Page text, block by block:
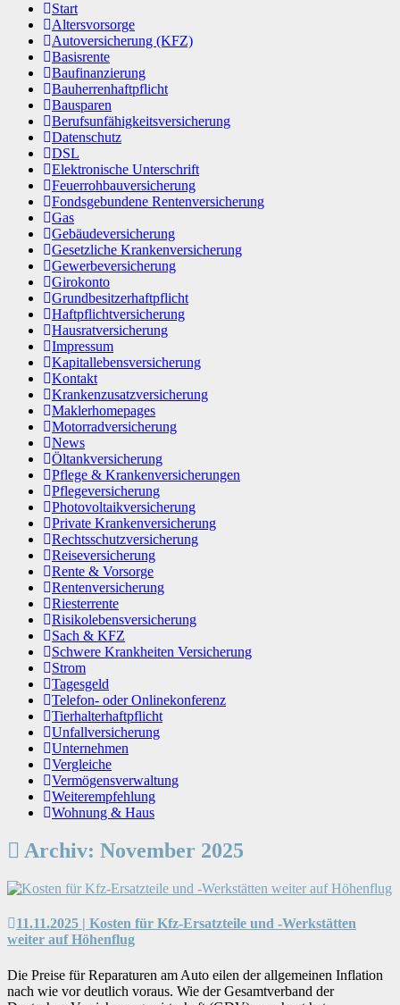
Start
Altersvorsorge
Autoversicherung (KFZ)
Basisrente
Baufinanzierung
Bauherrenhaftpflicht
Bausparen
Berufs­unfähigkeitsversicherung
Datenschutz
DSL
Elektronische Unterschrift
Feuerrohbauversicherung
Fondsgebundene Rentenversicherung
Gas
Gebäudeversicherung
Gesetzliche Krankenversicherung
Gewerbeversicherung
Girokonto
Grundbesitzerhaftpflicht
Haftpflichtversicherung
Hausratversicherung
Impressum
Kapitallebensversicherung
Kontakt
Krankenzusatzversicherung
Maklerhomepages
Motorradversicherung
News
Öltankversicherung
Pflege & Krankenversicherungen
Pflegeversicherung
Photovoltaikversicherung
Private Krankenversicherung
Rechtsschutzversicherung
Reiseversicherung
Rente & Vorsorge
Rentenversicherung
Riesterrente
Risikolebensversicherung
Sach & KFZ
Schwere Krankheiten Versicherung
Strom
Tagesgeld
Telefon- oder Onlinekonferenz
Tierhalterhaftpflicht
Unfallversicherung
Unternehmen
Vergleiche
Vermögensverwaltung
Weiterempfehlung
Wohnung & Haus
Archiv: November 2025
11.11.2025 | Kosten für Kfz-Ersatzteile und -Werkstätten
weiter auf Höhenflug
Die Preise für Reparaturen am Auto eilen der allgemeinen Inflation
nach wie vor deutlich voraus. Wie der Gesamtverband der